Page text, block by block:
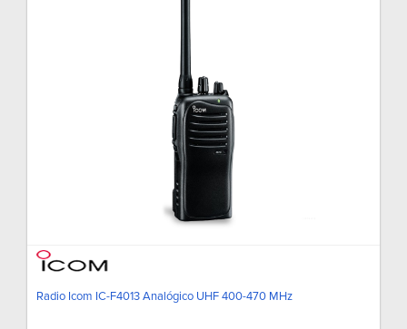
Radio Icom IC-F4013 Analógico UHF 400-470 MHz